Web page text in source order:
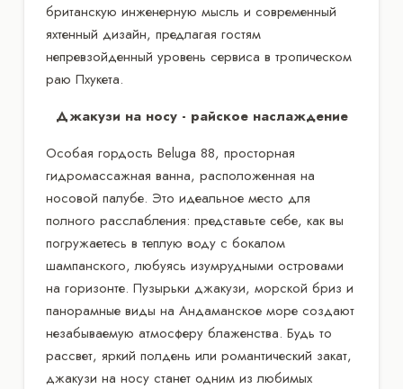
британскую инженерную мысль и современный
яхтенный дизайн, предлагая гостям
непревзойденный уровень сервиса в тропическом
раю Пхукета.
Джакузи на носу - райское наслаждение
Особая гордость Beluga 88, просторная
гидромассажная ванна, расположенная на
носовой палубе. Это идеальное место для
полного расслабления: представьте себе, как вы
погружаетесь в теплую воду с бокалом
шампанского, любуясь изумрудными островами
на горизонте. Пузырьки джакузи, морской бриз и
панорамные виды на Андаманское море создают
незабываемую атмосферу блаженства. Будь то
рассвет, яркий полдень или романтический закат,
джакузи на носу станет одним из любимых